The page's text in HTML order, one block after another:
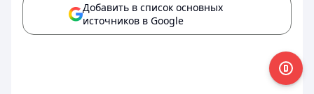
Добавить в список основных
источников в Google